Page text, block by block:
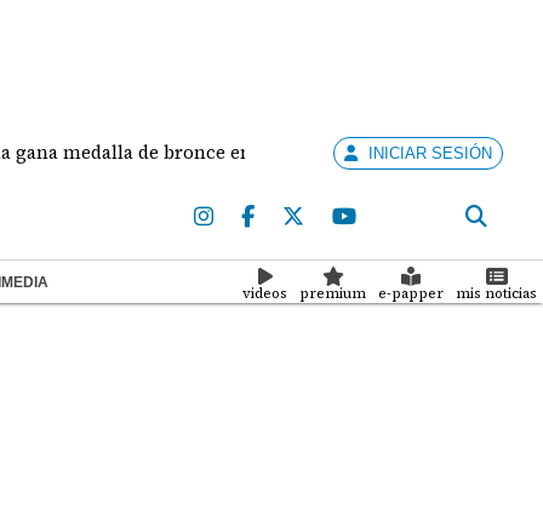
medalla de bronce en salto largo femenino José
INICIAR SESIÓN
videos premium e-papper mis noticias